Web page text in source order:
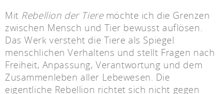
Mit Rebellion der Tieremöchte ich die Grenzen
zwischen Mensch und Tier bewusst auflösen.
Das Werk versteht die Tiere als Spiegel
menschlichen Verhaltens und stellt Fragen nach
Freiheit, Anpassung, Verantwortung und dem
Zusammenleben aller Lebewesen. Die
eigentliche Rebellion richtet sich nicht gegen